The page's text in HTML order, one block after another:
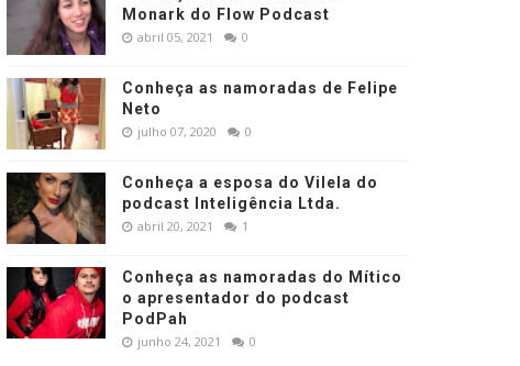
Monark do Flow Podcast
abril 05, 2021 0
Conheça as namoradas de Felipe
Neto
julho 07, 2020 0
Conheça a esposa do Vilela do
podcast Inteligência Ltda.
abril 20, 2021 1
Conheça as namoradas do Mítico
o apresentador do podcast
PodPah
junho 24, 2021 0